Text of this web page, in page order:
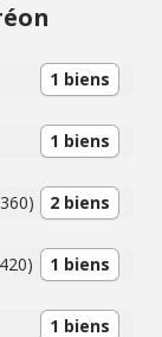
1 biens
1 biens
2 biens
1 biens
1 biens